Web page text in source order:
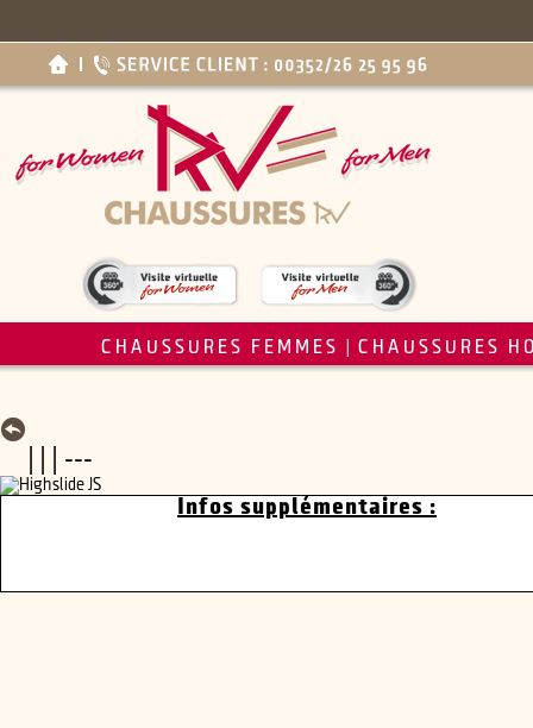
CHAUSSURES FEMMES CHAUSSURES
| | | ---
Infos supplémentaires :